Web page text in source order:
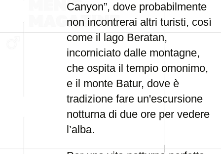
Canyon”, dove probabilmente
non incontrerai altri turisti, così
come il lago Beratan,
incorniciato dalle montagne,
che ospita il tempio omonimo,
e il monte Batur, dove è
tradizione fare un'escursione
notturna di due ore per vedere
l’alba.